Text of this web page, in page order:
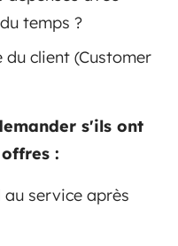
temps ?
du client (Customer
s'ils ont
:
service après